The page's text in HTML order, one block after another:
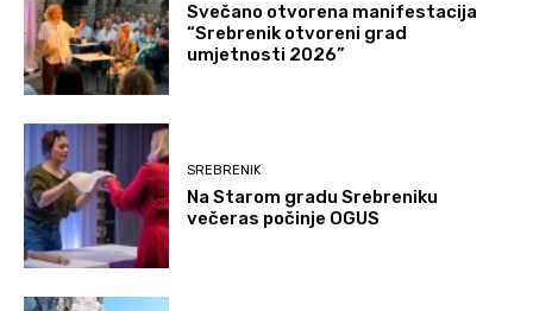
Svečano otvorena manifestacija
“Srebrenik otvoreni grad
umjetnosti 2026”
SREBRENIK
Na Starom gradu Srebreniku
večeras počinje OGUS